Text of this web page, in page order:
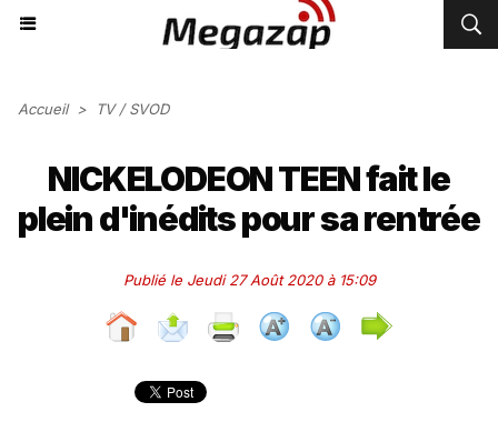
Accueil > TV / SVOD
NICKELODEON TEEN fait le
plein d'inédits pour sa rentrée
Publié le Jeudi 27 Août 2020 à 15:09